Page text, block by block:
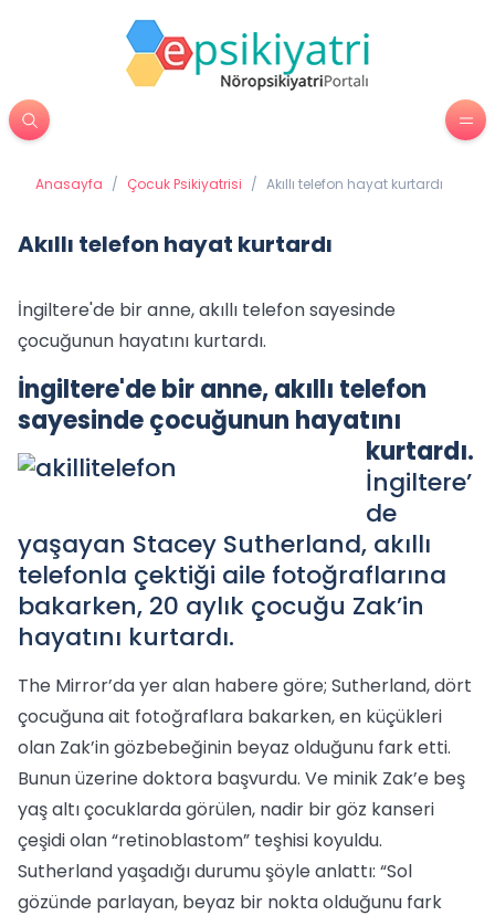
Anasayfa / Çocuk Psikiyatrisi / Akıllı telefon hayat kurtardı
Akıllı telefon hayat kurtardı
İngiltere'de bir anne, akıllı telefon sayesinde
çocuğunun hayatını kurtardı.
İngiltere'de bir anne, akıllı telefon
sayesinde çocuğunun hayatını
kurtardı.
İngiltere’
de
yaşayan Stacey Sutherland, akıllı
telefonla çektiği aile fotoğraflarına
bakarken, 20 aylık çocuğu Zak’in
hayatını kurtardı.
The Mirror’da yer alan habere göre; Sutherland, dört
çocuğuna ait fotoğraflara bakarken, en küçükleri
olan Zak’in gözbebeğinin beyaz olduğunu fark etti.
Bunun üzerine doktora başvurdu. Ve minik Zak’e beş
yaş altı çocuklarda görülen, nadir bir göz kanseri
çeşidi olan “retinoblastom” teşhisi koyuldu.
Sutherland yaşadığı durumu şöyle anlattı: “Sol
gözünde parlayan, beyaz bir nokta olduğunu fark